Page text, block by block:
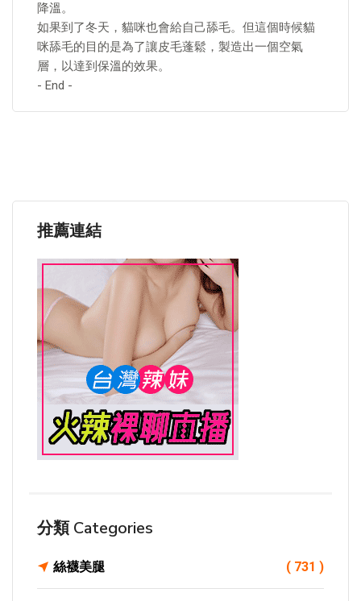
降溫。
如果到了冬天，貓咪也會給自己舔毛。但這個時候貓
咪舔毛的目的是為了讓皮毛蓬鬆，製造出一個空氣
層，以達到保溫的效果。
- End -
推薦連結
分類 Categories
絲襪美腿 ( 731 )